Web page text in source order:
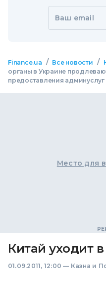
Ваш email
Finance.ua / Все новости /
органы в Украине
предоставления админуслуг
Место для
Китай уходит
01.09.2011, 12:00 — Казна и